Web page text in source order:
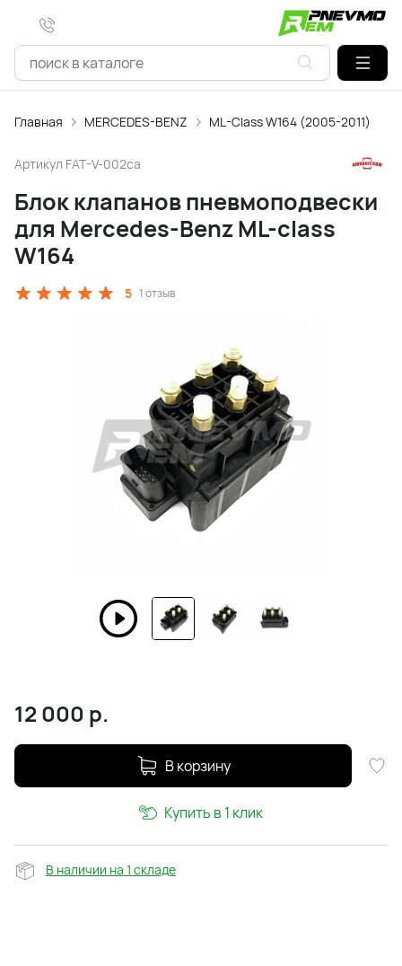
Главная MERCEDES-BENZ ML-Class W164 (2005-2011)
Артикул FAT-V-002ca
Блок клапанов пневмоподвески
для Mercedes-Benz ML-class
W164
5 1 отзыв
12 000 р.
В корзину
Купить в 1 клик
В наличии на 1 складе